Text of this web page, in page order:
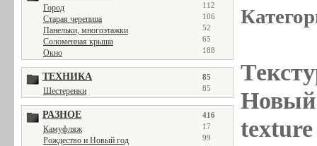
Город 112
Старая черепица 106
Панельки, многоэтажки 52
Соломенная крыша 65
Окно 188
ТЕХНИКА 85
Шестеренки 85
РАЗНОЕ 416
Камуфляж 17
Рождество и Новый год 99
Новый